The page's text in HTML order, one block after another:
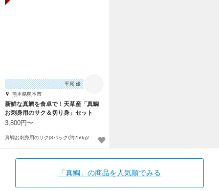
平尾 優
熊本県熊本市
新鮮な真鯛を食卓で！天草産「真鯛
お刺身用のサク＆切り身」セット
3,800円〜
「真鯛」の商品を人気順でみる